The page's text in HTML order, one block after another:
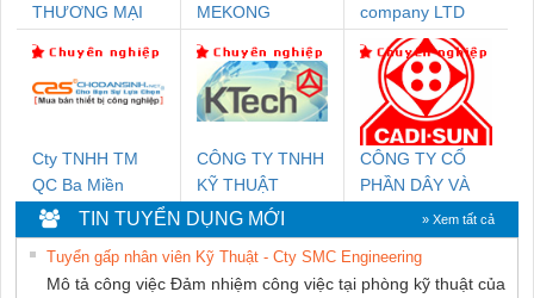
THƯƠNG MẠI
NAM
MEKONG
SUPPLY
company LTD
Cty TNHH TM
QC Ba Miền
CÔNG TY TNHH
KỸ THUẬT
KTECH VIỆT
NAM
CÔNG TY CỔ
PHẦN DÂY VÀ
CÁP ĐIỆN
THƯỢNG ĐÌNH
TIN TUYỂN DỤNG MỚI » Xem tất cả
Tuyển gấp nhân viên Kỹ Thuật - Cty SMC Engineering
Mô tả công việc Đảm nhiệm công việc tại phòng kỹ thuật của